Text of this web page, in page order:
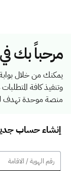
مرحباً بك
يمكنك من خلال
وتنفيذ كافة
منصة موحدة تهدف
إنشاء حساب